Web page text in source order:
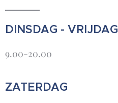
DINSDAG - VRIJDAG
9.00-20.00
ZATERDAG